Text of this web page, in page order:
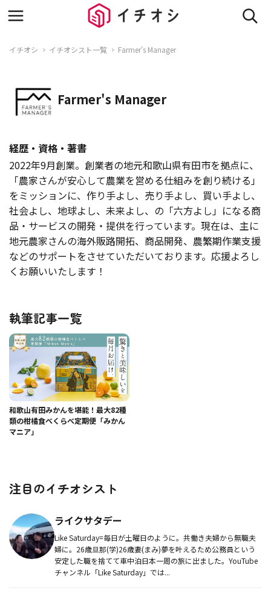
イチオシ イチオシスト一覧 Farmer's Manager
Farmer's Manager
経歴・資格・著書
2022年9月創業。創業者の地元和歌山県有田市を拠点に、
「農家さんが安心して農業を営める仕組みを創り続ける」
をミッションに、作り手よし、売り手よし、買い手よし、
社会よし、地球よし、未来よし、の「六方よし」になる商
品・サービスの開発・提供を行っています。現在は、主に
地元農家さんの海外販路開拓、商品開発、農繁期作業支援
などのサポートをさせていただいております。応援よろし
くお願いいたします！
執筆記事一覧
和歌山有田みかんを堪能！最大82種
類の柑橘食べくらべ定期便「みかん
マニア」
注目のイチオシスト
ライクサタデー
Like Saturday=毎日が土曜日のように。共働き夫婦から無職夫
婦に。26歳旦那(学)26歳妻(まみ)夢を叶えるため公務員という
安定した職を捨てて車中泊日本一周の旅に出ました。YouTube
チャンネル「Like Saturday」では...